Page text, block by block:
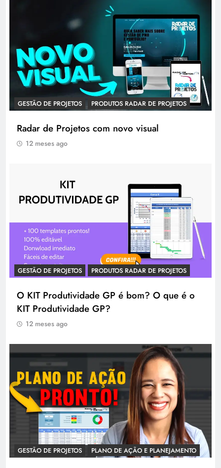
GESTÃO DE PROJETOS PRODUTOS RADAR DE PROJETOS
Radar de Projetos com novo visual
12 meses ago
GESTÃO DE PROJETOS PRODUTOS RADAR DE PROJETOS
O KIT Produtividade GP é bom? O que é o
KIT Produtividade GP?
12 meses ago
GESTÃO DE PROJETOS PLANO DE AÇÃO E PLANEJAMENTO